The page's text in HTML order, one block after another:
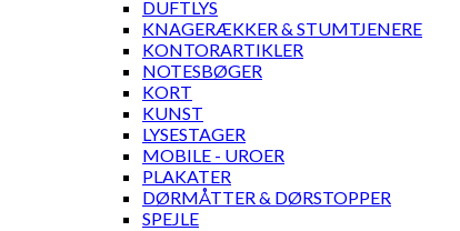
DUFTLYS
KNAGERÆKKER & STUMTJENERE
KONTORARTIKLER
NOTESBØGER
KORT
KUNST
LYSESTAGER
MOBILE - UROER
PLAKATER
DØRMÅTTER & DØRSTOPPER
SPEJLE